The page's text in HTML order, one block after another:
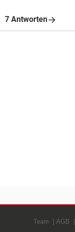
7 Antworten
Team AGB